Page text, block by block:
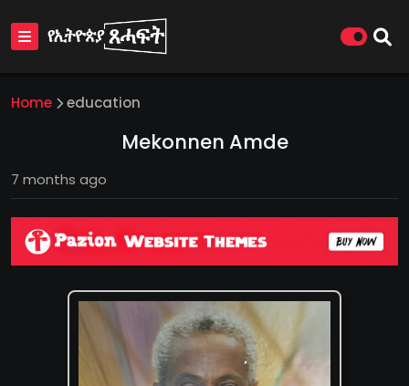
Home education
Mekonnen Amde
7 months ago